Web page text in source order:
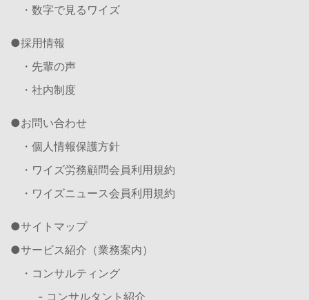
・数字で見るワイズ
採用情報
・先輩の声
・社内制度
お問い合わせ
・個人情報保護方針
・ワイズ労務顧問会員利用規約
・ワイズニュース会員利用規約
サイトマップ
サービス紹介（業務案内）
・コンサルティング
- コンサルタント紹介